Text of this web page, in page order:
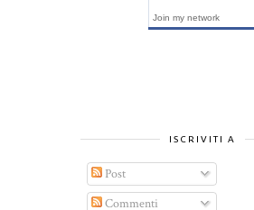
Join my network
ISCRIVITI A
Post
Commenti